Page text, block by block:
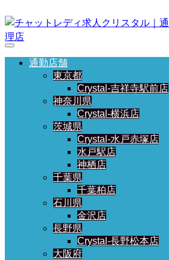
通勤店舗
東京都
Crystal-吉祥寺駅前店
神奈川県
Crystal-横浜店
茨城県
Crystal-水戸赤塚店
水戸駅店
神栖店
千葉県
千葉柏店
石川県
金沢店
長野県
Crystal-長野松本店
大阪府